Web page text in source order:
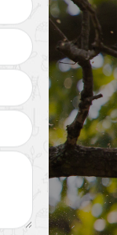
Pose de clôture